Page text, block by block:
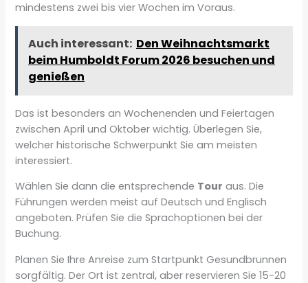
mindestens zwei bis vier Wochen im Voraus.
Auch interessant: Den Weihnachtsmarkt
beim Humboldt Forum 2026 besuchen und
genießen
Das ist besonders an Wochenenden und Feiertagen
zwischen April und Oktober wichtig. Überlegen Sie,
welcher historische Schwerpunkt Sie am meisten
interessiert.
Wählen Sie dann die entsprechende Tour aus. Die
Führungen werden meist auf Deutsch und Englisch
angeboten. Prüfen Sie die Sprachoptionen bei der
Buchung.
Planen Sie Ihre Anreise zum Startpunkt Gesundbrunnen
sorgfältig. Der Ort ist zentral, aber reservieren Sie 15-20